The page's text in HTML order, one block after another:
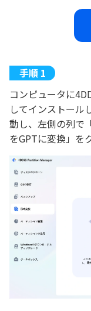
コンピュータに
してインストール
動し、左側の列で
をGPTに変換」を